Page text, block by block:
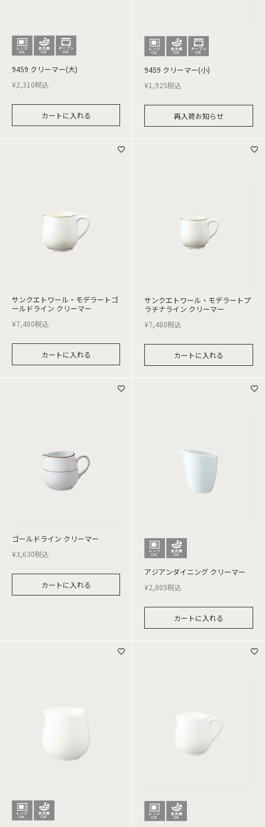
9459 クリーマー(大)
¥2,310税込
カートに入れる
9459 クリーマー(小)
¥1,925税込
再入荷お知らせ
サンクエトワール・モデラートゴ
ールドライン クリーマー
¥7,480税込
カートに入れる
サンクエトワール・モデラートプ
ラチナライン クリーマー
¥7,480税込
カートに入れる
ゴールドライン クリーマー
¥3,630税込
カートに入れる
アジアンダイニング クリーマー
¥2,805税込
カートに入れる